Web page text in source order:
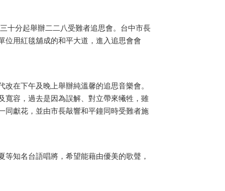
分起舉辦二二八受難者追思會。台中市長
位用紅毯舖成的和平大道，進入追思會會
在下午及晚上舉辦純溫馨的追思音樂會。
寬容，過去是因為誤解、對立帶來犧牲，雖
同獻花，並由市長敲響和平鐘同時受難者施
知名台語唱將，希望能藉由優美的歌聲，